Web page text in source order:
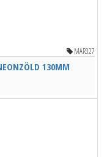
MAR327
130MM